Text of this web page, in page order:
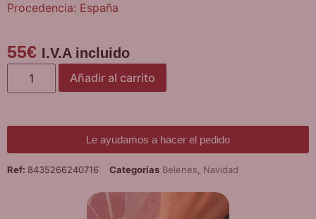
Procedencia: España
55€ I.V.A incluido
Añadir al carrito
Le ayudamos a hacer el pedido
Ref: 8435266240716 Categorías Belenes Navidad